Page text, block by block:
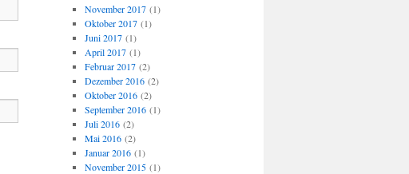
November 2017(1)
Oktober 2017(1)
Juni 2017(1)
April 2017(1)
Februar 2017(2)
Dezember 2016(2)
Oktober 2016(2)
September 2016(1)
Juli 2016(2)
Mai 2016(2)
Januar 2016(1)
November 2015(1)